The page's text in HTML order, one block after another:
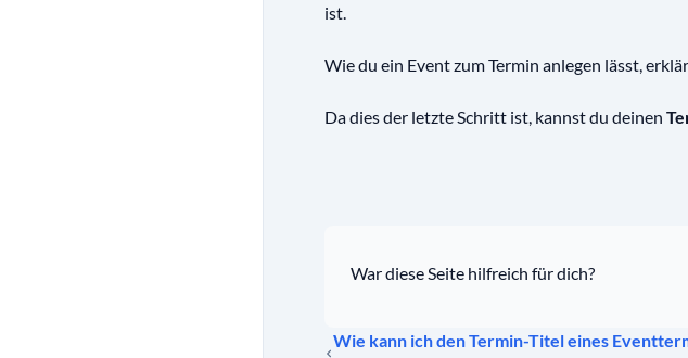
ist.
Wie du ein Event zum Termin anlegen lässt,
Da dies der letzte Schritt ist, kannst du deinen
War diese Seite hilfreich für dich?
Wie kann ich den Termin-Titel eines